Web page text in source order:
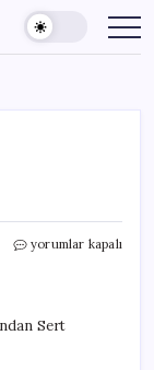
Kılıçdaroğlu’na
Tepki
için
yorumlar kapalı